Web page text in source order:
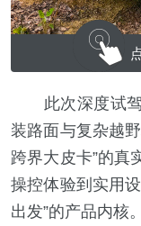
此次深度试驾
装路面与复杂越
跨界大皮卡”的真
操控体验到实用
出发”的产品内核。